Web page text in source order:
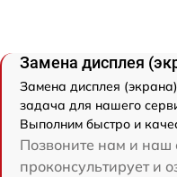
Замена дисплея
Замена дисплея
задача для нашего
Выполним быстро и
Позвоните нам и наш
проконсультирует и